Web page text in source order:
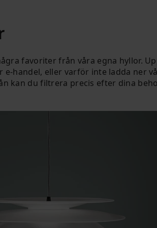
favoriter från våra egna hyllor.
e-handel, eller varför inte ladda ner
kan du filtrera precis efter dina